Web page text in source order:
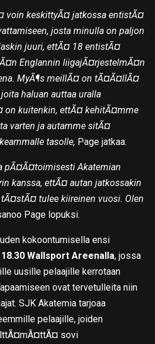
voin keskittyÃ¤ jatkossa entistÃ¤
josta minulla on paljon
juuri, ettÃ¤ 18 entistÃ¤
Englannin liigajÃ¤rjestelmÃ¤n
MyÃ¶s meillÃ¤ on tÃ¤Ã¤llÃ¤
haluan auttaa uralla
on kuitenkin, ettÃ¤ kehitÃ¤mme
varten ja autamme sitÃ¤
tasolle, Page jatkaa.
pÃ¤Ã¤toimisesti Akatemian
kanssa, ettÃ¤ autan jatkossakin
tulee kiireinen vuosi. Olen
Page lopuksi.
kokoontumisella ensi
Wallsport Areenalla, jossa
uusille pelaajille kerrotaan
ovat tervetulleita niin
SJK Akatemia tarjoaa
pelaajille, joiden
sovi